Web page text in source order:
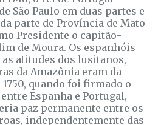
São Paulo em duas partes e
parte de Província de Mato
Presidente o capitão-
de Moura. Os espanhóis
atitudes dos lusitanos,
da Amazônia eram da
quando foi firmado o
Espanha e Portugal,
paz permanente entre os
independentemente das